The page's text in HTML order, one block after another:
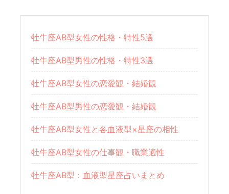
牡牛座AB型女性の性格・特性5選
牡牛座AB型男性の性格・特性3選
牡牛座AB型女性の恋愛観・結婚観
牡牛座AB型男性の恋愛観・結婚観
牡牛座AB型女性と各血液型×星座の相性
牡牛座AB型女性の仕事観・職業適性
牡牛座AB型：血液型星座占いまとめ